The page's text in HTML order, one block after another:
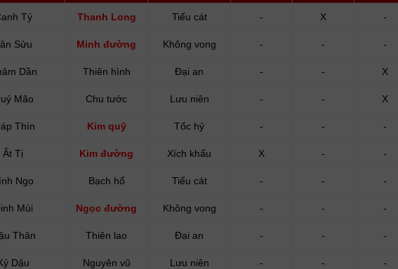
Tý Thanh Long Tiểu cát - X -
Sửu Minh đường Không vong - - -
Dần Thiên hình Đại an - - X
Mão Chu tước Lưu niên - - X
Thìn Kim quỹ Tốc hỷ - - -
Ất Tị Kim đường Xích khẩu X - -
Ngọ Bạch hổ Tiểu cát - - -
Mùi Ngọc đường Không vong - - -
Thân Thiên lao Đại an - - -
Dậu Nguyên vũ Lưu niên - - -